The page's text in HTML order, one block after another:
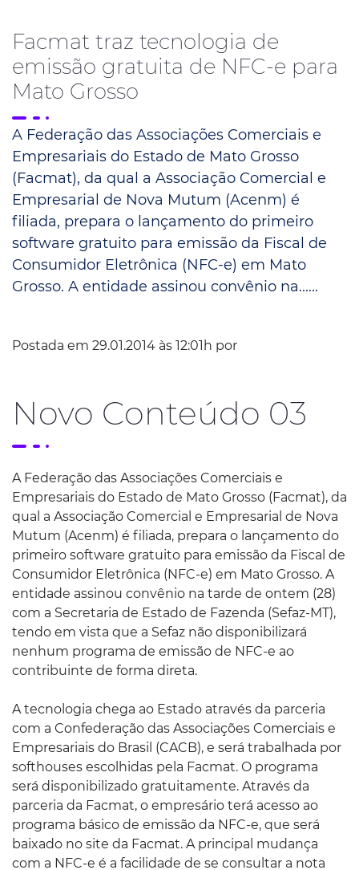
Facmat traz tecnologia de
emissão gratuita de NFC-e para
Mato Grosso
A Federação das Associações Comerciais e
Empresariais do Estado de Mato Grosso
(Facmat), da qual a Associação Comercial e
Empresarial de Nova Mutum (Acenm) é
filiada, prepara o lançamento do primeiro
software gratuito para emissão da Fiscal de
Consumidor Eletrônica (NFC-e) em Mato
Grosso. A entidade assinou convênio na......
Postada em 29.01.2014 às 12:01h por
Novo Conteúdo 03
A Federação das Associações Comerciais e
Empresariais do Estado de Mato Grosso (Facmat), da
qual a Associação Comercial e Empresarial de Nova
Mutum (Acenm) é filiada, prepara o lançamento do
primeiro software gratuito para emissão da Fiscal de
Consumidor Eletrônica (NFC-e) em Mato Grosso. A
entidade assinou convênio na tarde de ontem (28)
com a Secretaria de Estado de Fazenda (Sefaz-MT),
tendo em vista que a Sefaz não disponibilizará
nenhum programa de emissão de NFC-e ao
contribuinte de forma direta.
A tecnologia chega ao Estado através da parceria
com a Confederação das Associações Comerciais e
Empresariais do Brasil (CACB), e será trabalhada por
softhouses escolhidas pela Facmat. O programa
será disponibilizado gratuitamente. Através da
parceria da Facmat, o empresário terá acesso ao
programa básico de emissão da NFC-e, que será
baixado no site da Facmat. A principal mudança
com a NFC-e é a facilidade de se consultar a nota